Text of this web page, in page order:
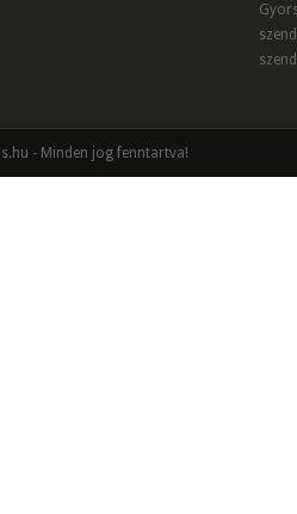
- Minden jog fenntartva!